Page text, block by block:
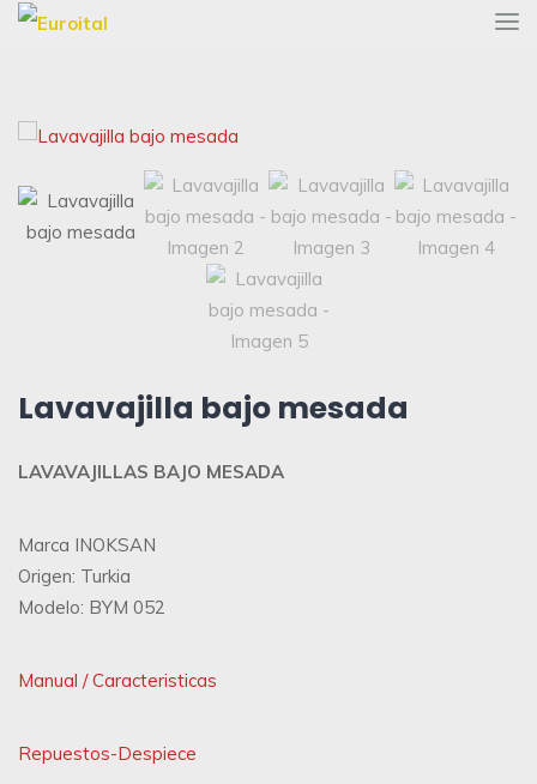
Lavavajilla bajo mesada
LAVAVAJILLAS BAJO MESADA
Marca INOKSAN
Origen: Turkia
Modelo: BYM 052
Manual / Caracteristicas
Repuestos-Despiece